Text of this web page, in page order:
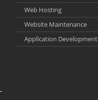
Web Hosting
Website Maintenance
Application Development